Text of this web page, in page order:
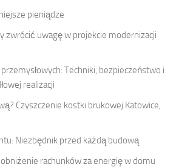
pieniądze
zwrócić uwagę w projekcie modernizacji
Techniki, bezpieczeństwo i
realizacji
Czyszczenie kostki brukowej Katowice,
Niezbędnik przed każdą budową
rachunków za energię w domu